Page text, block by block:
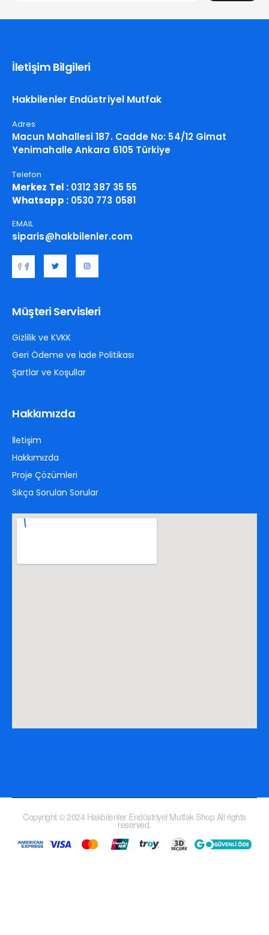
İletişim Bilgileri
Hakbilenler Endüstriyel Mutfak
Adres
Macun Mahallesi 187. Cadde No: 54/12 Gimat
Yenimahalle Ankara 6105 Türkiye
Telefon
Merkez Tel :0312 387 35 55
Whatsapp :0530 773 0581
EMAIL
siparis@hakbilenler.com
Müşteri Servisleri
Gizlilik ve KVKK
Geri Ödeme ve İade Politikası
Şartlar ve Koşullar
Hakkımızda
İletişim
Hakkımızda
Proje Çözümleri
Sıkça Sorulan Sorular
Copyright © 2024 Hakbilenler Endüstriyel Mutfak Shop All rights
reserved.